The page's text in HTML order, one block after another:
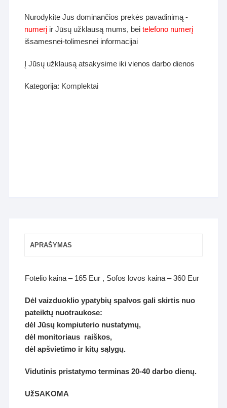
Nurodykite Jus dominančios prekės pavadinimą -
numerį ir Jūsų užklausą mums, beitelefono numerį
išsamesnei-tolimesnei informacijai
Į Jūsų užklausą atsakysime iki vienos darbo dienos
Kategorija: Komplektai
APRAŠYMAS
Fotelio kaina – 165 Eur , Sofos lovos kaina – 360 Eur
Dėl vaizduoklio ypatybių spalvos gali skirtis nuo
pateiktų nuotraukose:
dėl Jūsų kompiuterio nustatymų,
dėl monitoriaus raiškos,
dėl apšvietimo ir kitų sąlygų.
Vidutinis pristatymo terminas 20-40 darbo dienų.
UžSAKOMA